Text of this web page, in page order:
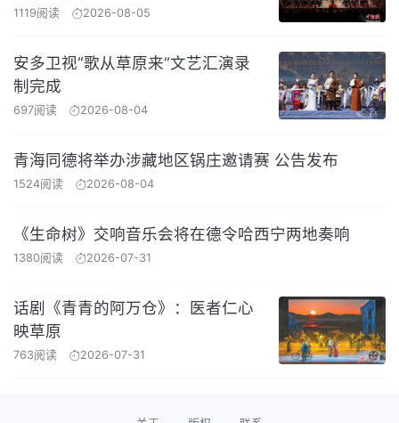
1119阅读 2026-08-05
安多卫视“歌从草原来“文艺汇演录
制完成
697阅读 2026-08-04
青海同德将举办涉藏地区锅庄邀请赛 公告发布
1524阅读 2026-08-04
《生命树》交响音乐会将在德令哈西宁两地奏响
1380阅读 2026-07-31
话剧《青青的阿万仓》：医者仁心
映草原
763阅读 2026-07-31